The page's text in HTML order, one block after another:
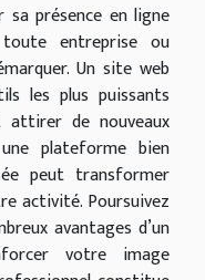
sa présence en ligne
entreprise ou
Un site web
les plus puissants
de nouveaux
plateforme bien
peut transformer
activité. Poursuivez
avantages d’un
votre image